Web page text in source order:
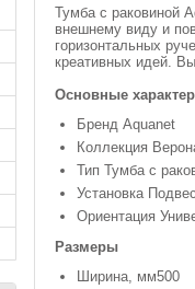
Тумба с раковиной
внешнему виду и
горизонтальных
креативных идей.
Основные
Бренд Aquanet
Коллекция
Тип Тумба с
Установка
Ориентация
Размеры
Ширина, мм500